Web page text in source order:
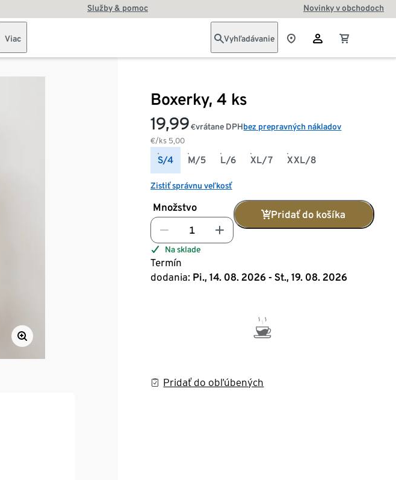
Služby & pomoc Novinky v obchodoch
Viac Vyhľadávanie
Boxerky, 4 ks
19,99 €
€/ks 5,00
vrátane DPHbez prepravných nákladov
S/4 M/5 L/6 XL/7 XXL/8
Zistiť správnu veľkosť
Množstvo
Pridať do košíka
Na sklade
Termín
dodania: Pi., 14. 08. 2026 - St., 19. 08. 2026
Pridať do obľúbených